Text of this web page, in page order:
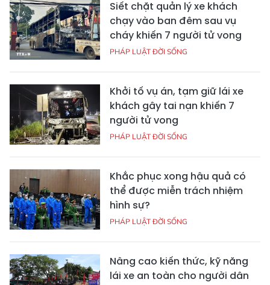
Siết chặt quản lý xe khách
chạy vào ban đêm sau vụ
cháy khiến 7 người tử vong
PHÁP LUẬT ĐỜI SỐNG
Khởi tố vụ án, tạm giữ lái xe
khách gây tai nạn khiến 7
người tử vong
PHÁP LUẬT ĐỜI SỐNG
Khắc phục xong hậu quả có
thể được miễn trách nhiệm
hình sự?
PHÁP LUẬT ĐỜI SỐNG
Nâng cao kiến thức, kỹ năng
lái xe an toàn cho người dân